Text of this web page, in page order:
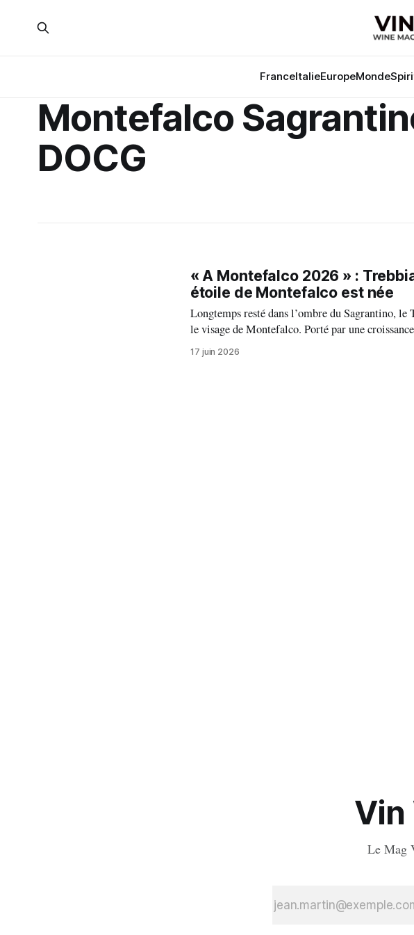
FranceItalieEuropeMonde
Montefalco
DOCG
« A Montefalco 2026 » :
étoile de Montefalco est née
Longtemps resté dans l’ombre du Sagrantino,
le visage de Montefalco. Porté par une
de production, ce cépage ancien s’impose
révélations du vignoble ombrien
17 juin 2026
Vin
Le Mag